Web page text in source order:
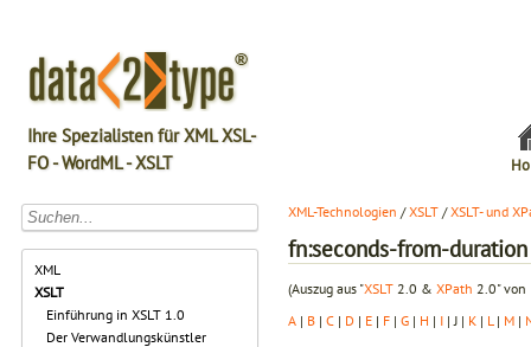
Ihre Spezialisten für XML XSL-
FO - WordML - XSLT
XML
XSLT
Einführung in XSLT 1.0
Der Verwandlungskünstler
XML-Technologien /XSLT /XSLT- und
fn:seconds-from-duration
(Auszug aus "XSLT 2.0 & XPath 2.0" von
A | B | C | D | E | F | G | H | I | J | K | L | M |